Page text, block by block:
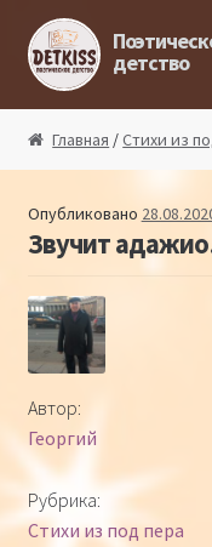
Перейти к
Перейти к
детство
Поэтический
Поэтический блог
Детская
Главная /Стихи из
Опубликовано
Звучит
Автор:
Георгий
Рубрика:
Стихи из под пера